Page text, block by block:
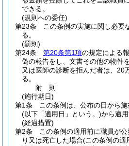
できる。
(規則への委任)
第23条
この条例の実施に関し必要
る。
(罰則)
第24条
第20条第1項の規定による
偽の報告をし、文書その他の物件
又は医師の診断を拒んだ者は、20
る。
附 則
(施行期日)
第1条
この条例は、公布の日から
(以下「適用日」という。)から適用
(経過措置)
第2条
この条例の適用前に職員が
り又は死亡した場合(この条例の適